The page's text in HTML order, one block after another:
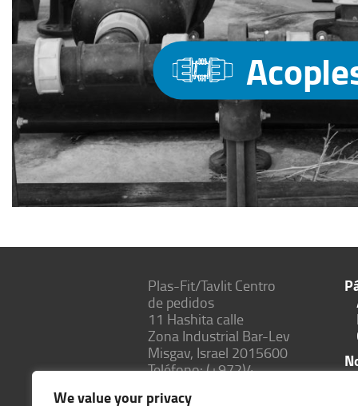
We value your privacy
Plas-Fit/Tavlit Centro
de pedidos
11 Hashita calle
Zona Industrial Bar-Lev
Misgav, Israel 2015600
Teléfono: (+972)4-